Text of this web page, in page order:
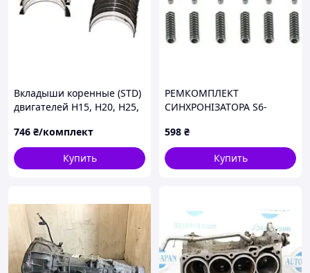
Вкладыши коренные (STD)
двигателей H15, H20, H25,
погрузчика Nissan 12247-
50K00
746 ₴/комплект
Купить
РЕМКОМПЛЕКТ
СИНХРОНІЗАТОРА S6-
598 ₴
Купить